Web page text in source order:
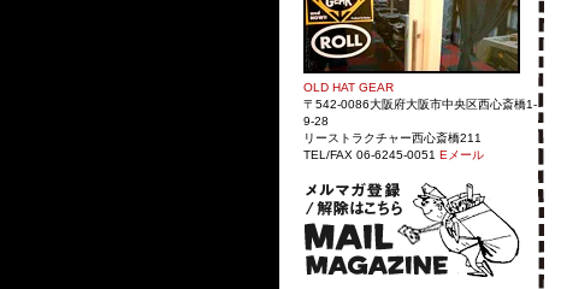
OLD HAT GEAR
〒542-0086大阪府大阪市中央区西心斎橋1-
9-28
リーストラクチャー西心斎橋211
TEL/FAX 06-6245-0051 Eメール